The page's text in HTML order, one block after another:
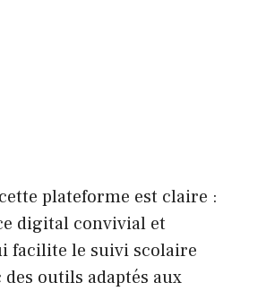
plateforme est claire :
digital convivial et
facilite le suivi scolaire
outils adaptés aux